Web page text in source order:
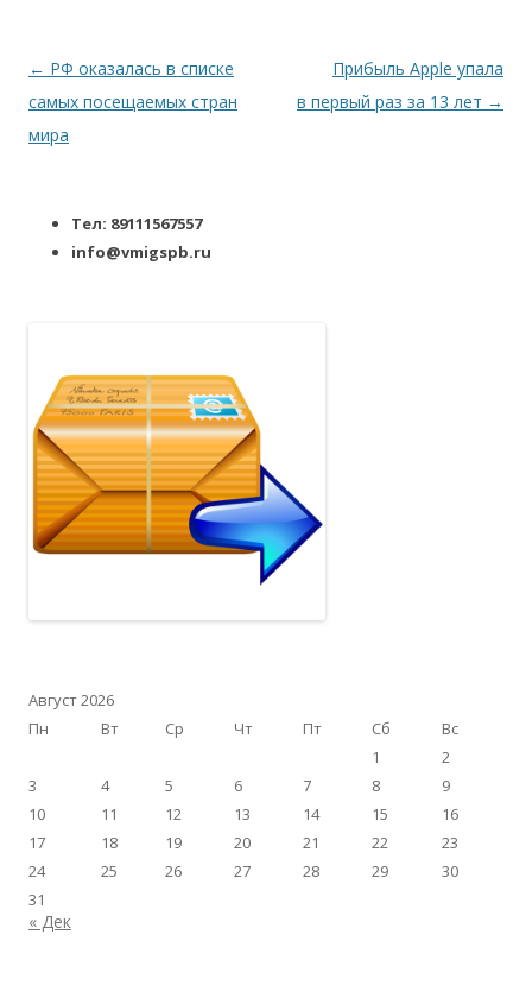
Навигация по записям
← РФ оказалась в списке
самых посещаемых стран
мира
Прибыль Apple упала
в первый раз за 13 лет →
Тел: 89111567557
info@vmigspb.ru
Август 2026
Пн
Вт Ср Чт Пт Сб
Вс
1
2
3
4 5 6 7 8
9
10
11 12 13 14 15
16
17
18 19 20 21 22
23
24
25 26 27 28 29
30
31
« Дек